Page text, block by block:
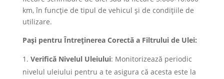
km, în funcție de tipul de vehicul și de condițiile de
utilizare.
Pași pentru Întreținerea Corectă a Filtrului de Ulei:
Verifică Nivelul Uleiului: Monitorizează periodic
nivelul uleiului pentru a te asigura că acesta este la